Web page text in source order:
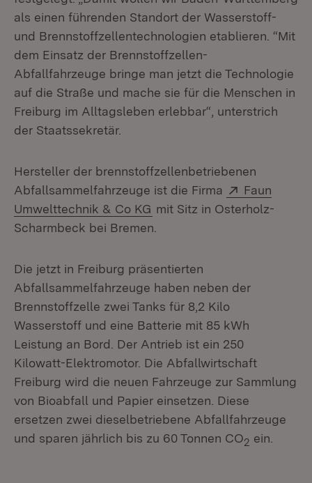
als einen führenden Standort der Wasserstoff-
und Brennstoffzellentechnologien etablieren. “Mit
dem Einsatz der Brennstoffzellen-
Abfallfahrzeuge bringe man jetzt die Technologie
auf die Straße und mache sie für die Menschen in
Freiburg im Alltagsleben erlebbar“, unterstrich
der Staatssekretär.
Hersteller der brennstoffzellenbetriebenen
Abfallsammelfahrzeuge ist die Firma
Extern:
Faun
Umwelttechnik & Co KG (Öffnet in neuem Fenster)
mit Sitz in Osterholz-
Scharmbeck bei Bremen.
Die jetzt in Freiburg präsentierten
Abfallsammelfahrzeuge haben neben der
Brennstoffzelle zwei Tanks für 8,2 Kilo
Wasserstoff und eine Batterie mit 85 kWh
Leistung an Bord. Der Antrieb ist ein 250
Kilowatt-Elektromotor. Die Abfallwirtschaft
Freiburg wird die neuen Fahrzeuge zur Sammlung
von Bioabfall und Papier einsetzen. Diese
ersetzen zwei dieselbetriebene Abfallfahrzeuge
und sparen jährlich bis zu 60 Tonnen CO2 ein.